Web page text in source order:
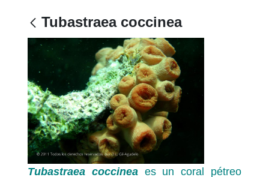
Tubastraea coccinea
Tubastraea coccineaes un coral pétreo